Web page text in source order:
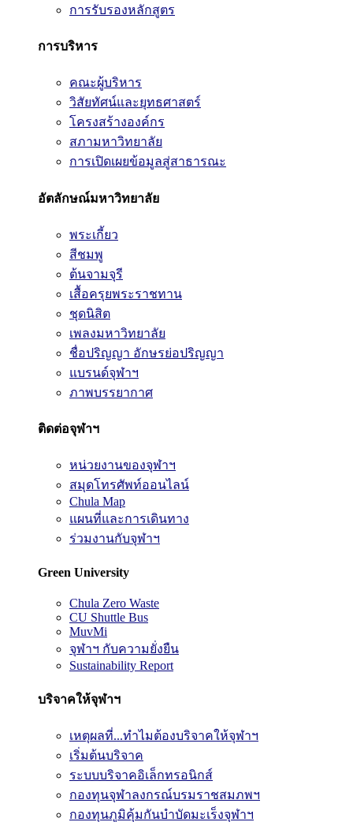
การรับรองหลักสูตร
การบริหาร
คณะผู้บริหาร
วิสัยทัศน์และยุทธศาสตร์
โครงสร้างองค์กร
สภามหาวิทยาลัย
การเปิดเผยข้อมูลสู่สาธารณะ
อัตลักษณ์มหาวิทยาลัย
พระเกี้ยว
สีชมพู
ต้นจามจุรี
เสื้อครุยพระราชทาน
ชุดนิสิต
เพลงมหาวิทยาลัย
ชื่อปริญญา อักษรย่อปริญญา
แบรนด์จุฬาฯ
ภาพบรรยากาศ
ติดต่อจุฬาฯ
หน่วยงานของจุฬาฯ
สมุดโทรศัพท์ออนไลน์
Chula Map
แผนที่และการเดินทาง
ร่วมงานกับจุฬาฯ
Green University
Chula Zero Waste
CU Shuttle Bus
MuvMi
จุฬาฯ กับความยั่งยืน
Sustainability Report
บริจาคให้จุฬาฯ
เหตุผลที่...ทำไมต้องบริจาคให้จุฬาฯ
เริ่มต้นบริจาค
ระบบบริจาคอิเล็กทรอนิกส์
กองทุนจุฬาลงกรณ์บรมราชสมภพฯ
กองทุนภูมิคุ้มกันบำบัดมะเร็งจุฬาฯ